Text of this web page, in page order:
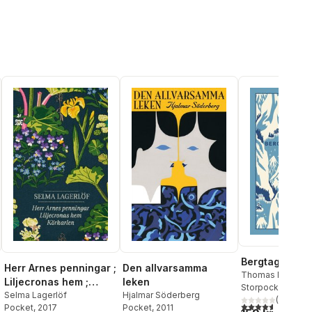
Herr Arnes penningar ;
Liljecronas hem ;
Körkarlen
Selma Lagerlöf
Pocket, 2017
Den allvarsamma
leken
Hjalmar Söderberg
Pocket, 2011
Bergtagen
Thomas Mann
Storpocket
4,6utav 5(